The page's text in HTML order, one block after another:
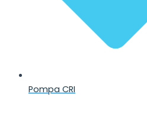
Pompa CRI